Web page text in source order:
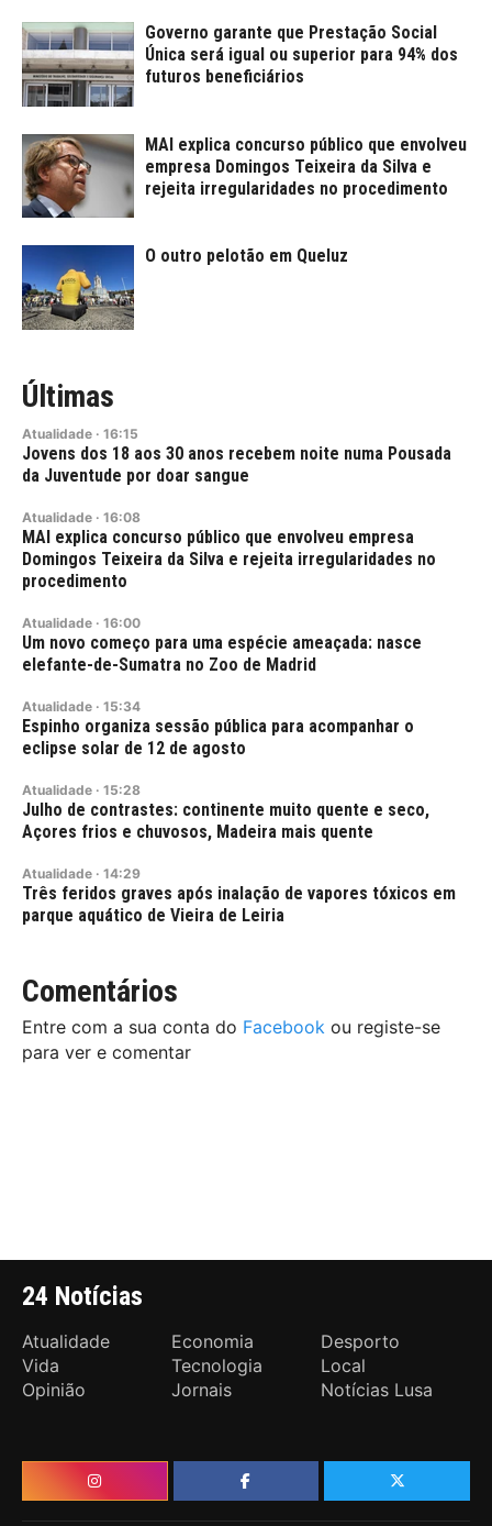
Governo garante que Prestação Social
Única será igual ou superior para 94% dos
futuros beneficiários
MAI explica concurso público que envolveu
empresa Domingos Teixeira da Silva e
rejeita irregularidades no procedimento
O outro pelotão em Queluz
Últimas
Atualidade · 16:15
Jovens dos 18 aos 30 anos recebem noite numa Pousada
da Juventude por doar sangue
Atualidade · 16:08
MAI explica concurso público que envolveu empresa
Domingos Teixeira da Silva e rejeita irregularidades no
procedimento
Atualidade · 16:00
Um novo começo para uma espécie ameaçada: nasce
elefante-de-Sumatra no Zoo de Madrid
Atualidade · 15:34
Espinho organiza sessão pública para acompanhar o
eclipse solar de 12 de agosto
Atualidade · 15:28
Julho de contrastes: continente muito quente e seco,
Açores frios e chuvosos, Madeira mais quente
Atualidade · 14:29
Três feridos graves após inalação de vapores tóxicos em
parque aquático de Vieira de Leiria
Comentários
Entre com a sua conta do Facebook ou registe-se
para ver e comentar
24 Notícias
Atualidade Economia
Desporto
Vida
Tecnologia
Local
Opinião
Jornais Notícias Lusa